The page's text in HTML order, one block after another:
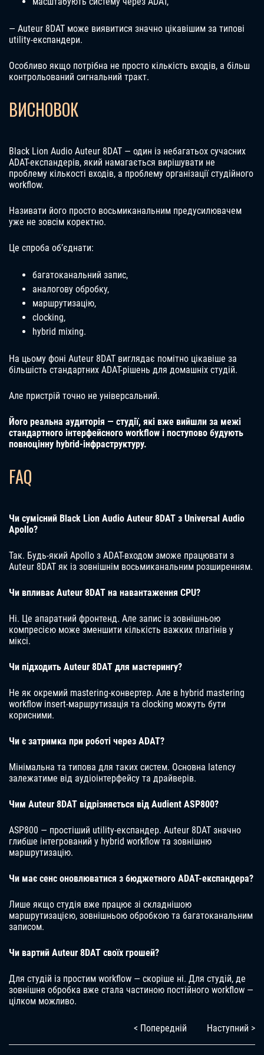
— Auteur 8DAT може виявитися значно цікавішим за типові
utility-експандери.
Особливо якщо потрібна не просто кількість входів, а більш
контрольований сигнальний тракт.
ВИСНОВОК
Black Lion Audio Auteur 8DAT — один із небагатьох сучасних
ADAT-експандерів, який намагається вирішувати не
проблему кількості входів, а проблему організації студійного
workflow.
Називати його просто восьмиканальним предусилювачем
уже не зовсім коректно.
Це спроба об’єднати:
багатоканальний запис,
аналогову обробку,
маршрутизацію,
clocking,
hybrid mixing.
На цьому фоні Auteur 8DAT виглядає помітно цікавіше за
більшість стандартних ADAT-рішень для домашніх студій.
Але пристрій точно не універсальний.
Його реальна аудиторія — студії, які вже вийшли за межі
стандартного інтерфейсного workflow і поступово будують
повноцінну hybrid-інфраструктуру.
FAQ
Чи сумісний Black Lion Audio Auteur 8DAT з Universal Audio
Apollo?
Так. Будь-який Apollo з ADAT-входом зможе працювати з
Auteur 8DAT як із зовнішнім восьмиканальним розширенням.
Чи впливає Auteur 8DAT на навантаження CPU?
Ні. Це апаратний фронтенд. Але запис із зовнішньою
компресією може зменшити кількість важких плагінів у
міксі.
Чи підходить Auteur 8DAT для мастерингу?
Не як окремий mastering-конвертер. Але в hybrid mastering
workflow insert-маршрутизація та clocking можуть бути
корисними.
Чи є затримка при роботі через ADAT?
Мінімальна та типова для таких систем. Основна latency
залежатиме від аудіоінтерфейсу та драйверів.
Чим Auteur 8DAT відрізняється від Audient ASP800?
ASP800 — простіший utility-експандер. Auteur 8DAT значно
глибше інтегрований у hybrid workflow та зовнішню
маршрутизацію.
Чи має сенс оновлюватися з бюджетного ADAT-експандера?
Лише якщо студія вже працює зі складнішою
маршрутизацією, зовнішньою обробкою та багатоканальним
записом.
Чи вартий Auteur 8DAT своїх грошей?
Для студій із простим workflow — скоріше ні. Для студій, де
зовнішня обробка вже стала частиною постійного workflow —
цілком можливо.
< Попередній Наступний >